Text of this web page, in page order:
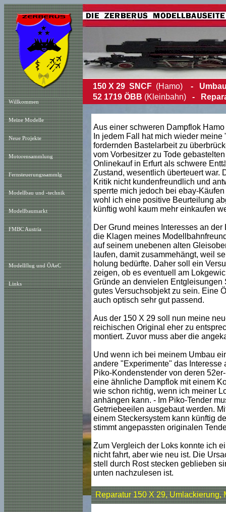
Willkommen
Meine Modelle
Neue Projekte
Motorensammlung
Fernsteuerungssammlg
Modellbau und -technik
Modellbaumarkt
FMBC Austria
Modellflug und ÖAeC
Links
150 X 29 SNCF (Hamo) - Umbau
52 1719 ÖBB (Kleinbahn) -
Aus einer schweren Dampflok Hamo
In jedem Fall hat mich wieder
fordernden Bastelarbeit zu
vom Vorbesitzer zu Tode
Onlinekauf in Erfurt als schwere
Zustand, wesentlich überteuert war.
Kritik nicht kundenfreundlich und
sperrte mich jedoch bei ebay-
wohl ich eine positive Beurteilung
künftig wohl kaum mehr einkaufen
Der Grund meines Interesses an
die Klagen meines
auf seinem unebenen alten
laufen, damit zusammehängt, weil
holung bedürfte. Daher soll ein
zeigen, ob es eventuell am
Gründe an denvielen
gutes Versuchsobjekt zu sein. Eine
auch optisch sehr gut passend.
Aus der 150 X 29 soll nun meine
reichischen Original eher zu
montiert. Zuvor muss aber die
Und wenn ich bei meinem Umbau
andere "Experimente" das
Piko-Kondenstender von deren
eine ähnliche Dampflok mit einem
wie schon richtig, wenn ich meiner
anhängen kann. - Im Piko-Tender
Getrriebeeilen ausgebaut werden.
einem Steckersystem kann künftig
stimmt angepassten originalen
Zum Vergleich der Loks konnte ich
nicht fahrt, aber wie neu ist. Die
stell durch Rost stecken geblieben
unten nachzulesen ist.
Reparatur 150 X 29, Umlackierung,